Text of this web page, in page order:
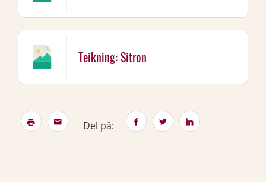
Teikning: Sitron
Del på: